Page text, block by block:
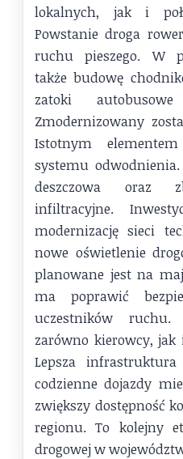
lokalnych, jak i
Powstanie droga
ruchu pieszego. W
także budowę
zatoki
Zmodernizowany
Istotnym
systemu
deszczowa oraz
infiltracyjne.
modernizację sieci
nowe oświetlenie
planowane jest na
ma poprawić
uczestników
zarówno kierowcy,
Lepsza
codzienne dojazdy
zwiększy dostępność
regionu. To kolejny
drogowej w